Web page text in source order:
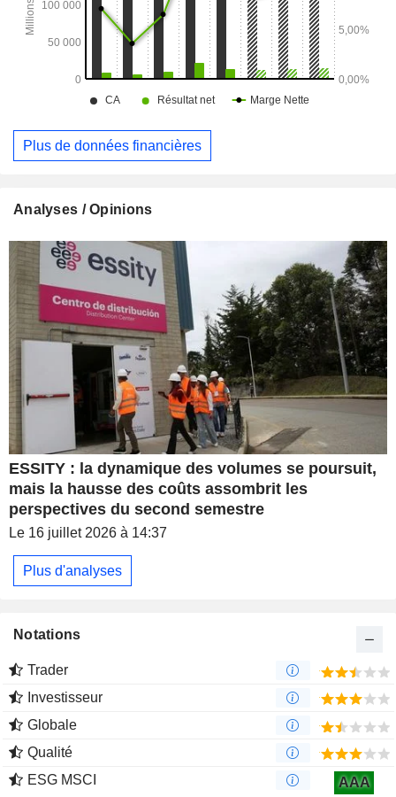
Plus de données financières
Analyses / Opinions
ESSITY : la dynamique des volumes se poursuit,
mais la hausse des coûts assombrit les
perspectives du second semestre
Le 16 juillet 2026 à 14:37
Plus d'analyses
Notations
Trader
Investisseur
Globale
Qualité
ESG MSCI
AAA